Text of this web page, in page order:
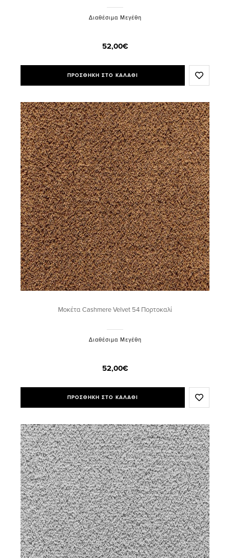
Διαθέσιμα Μεγέθη
52,00€
ΠΡΟΣΘΗΚΗ ΣΤΟ ΚΑΛΑΘΙ
Μοκέτα Cashmere Velvet 54 Πορτοκαλί
Διαθέσιμα Μεγέθη
52,00€
ΠΡΟΣΘΗΚΗ ΣΤΟ ΚΑΛΑΘΙ